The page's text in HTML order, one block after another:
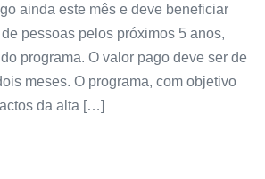
ainda este mês e deve beneficiar
pessoas pelos próximos 5 anos,
programa. O valor pago deve ser de
meses. O programa, com objetivo
da alta […]